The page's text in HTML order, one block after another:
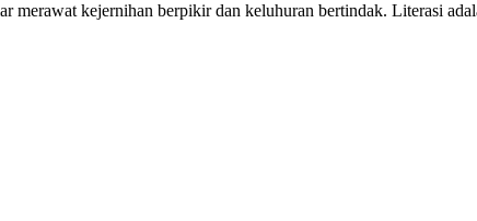
kejernihan berpikir dan keluhuran bertindak. Literasi